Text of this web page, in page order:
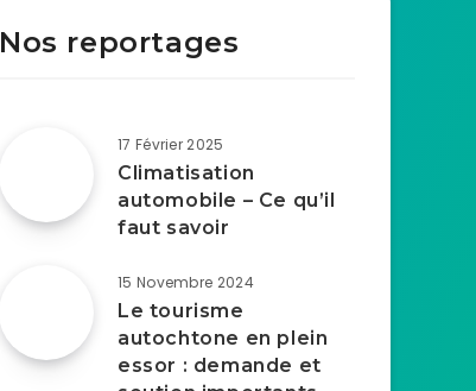
Nos reportages
17 Février 2025
Climatisation
automobile – Ce qu’il
faut savoir
15 Novembre 2024
Le tourisme
autochtone en plein
essor : demande et